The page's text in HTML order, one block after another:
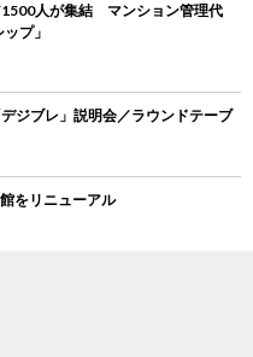
1500人が集結 マンション管理代
プ」
ジブレ」説明会／ラウンドテーブ
をリニューアル